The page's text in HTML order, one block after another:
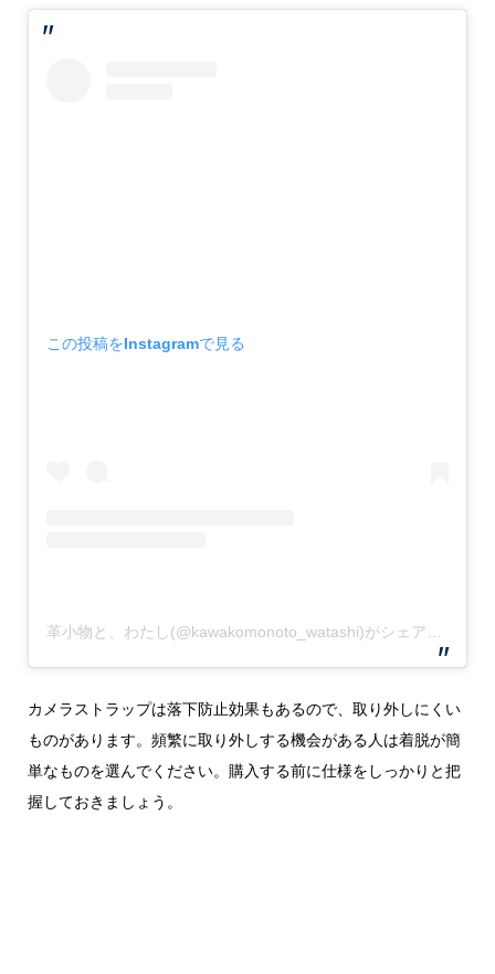
この投稿をInstagramで見る
革小物と、わたし(@kawakomonoto_watashi)がシェアした投稿
カメラストラップは落下防止効果もあるので、取り外しにくい
ものがあります。頻繁に取り外しする機会がある人は着脱が簡
単なものを選んでください。購入する前に仕様をしっかりと把
握しておきましょう。